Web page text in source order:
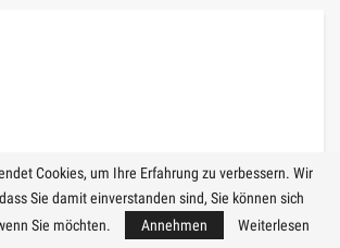
Cookies, um Ihre Erfahrung zu verbessern. Wir
Sie damit einverstanden sind, Sie können sich
Sie möchten.
Annehmen Weiterlesen